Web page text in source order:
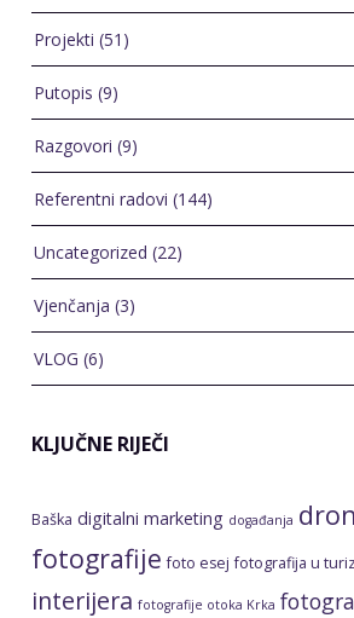
Projekti (51)
Putopis (9)
Razgovori (9)
Referentni radovi (144)
Uncategorized (22)
Vjenčanja (3)
VLOG (6)
KLJUČNE RIJEČI
Baška digitalni marketing događanja
fotografije foto esej fotografija u
interijera fotografije otoka Krka